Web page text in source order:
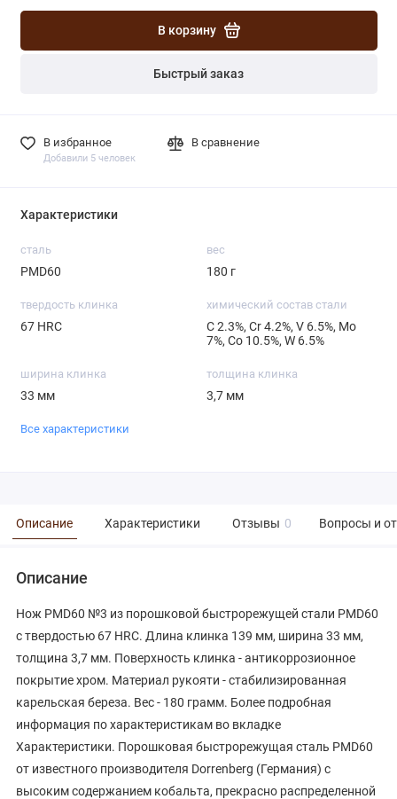
В корзину
Быстрый заказ
В избранное
Добавили 5 человек
В сравнение
Характеристики
сталь
PMD60
вес
180 г
твердость клинка
67 HRC
химический состав стали
С 2.3%, Cr 4.2%, V 6.5%, Mo
7%, Со 10.5%, W 6.5%
ширина клинка
33 мм
толщина клинка
3,7 мм
Все характеристики
Описание Характеристики Отзывы 0 Вопросы и
Описание
Нож PMD60 №3 из порошковой быстрорежущей стали PMD60
с твердостью 67 HRC. Длина клинка 139 мм, ширина 33 мм,
толщина 3,7 мм. Поверхность клинка - антикоррозионное
покрытие хром. Материал рукояти - стабилизированная
карельская береза. Вес - 180 грамм. Более подробная
информация по характеристикам во вкладке
Характеристики. Порошковая быстрорежущая сталь PMD60
от известного производителя Dorrenberg (Германия) с
высоким содержанием кобальта, прекрасно распределенной